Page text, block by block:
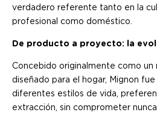
verdadero referente tanto en la
profesional como doméstico.
De producto a proyecto: la
Concebido originalmente como un
diseñado para el hogar, Mignon
diferentes estilos de vida,
extracción, sin comprometer